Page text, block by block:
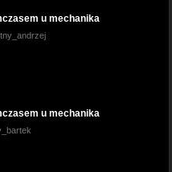
u mechanika
u mechanika